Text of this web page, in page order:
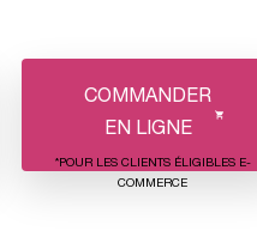
COMMANDER
EN LIGNE
*POUR LES CLIENTS ÉLIGIBLES E-
COMMERCE